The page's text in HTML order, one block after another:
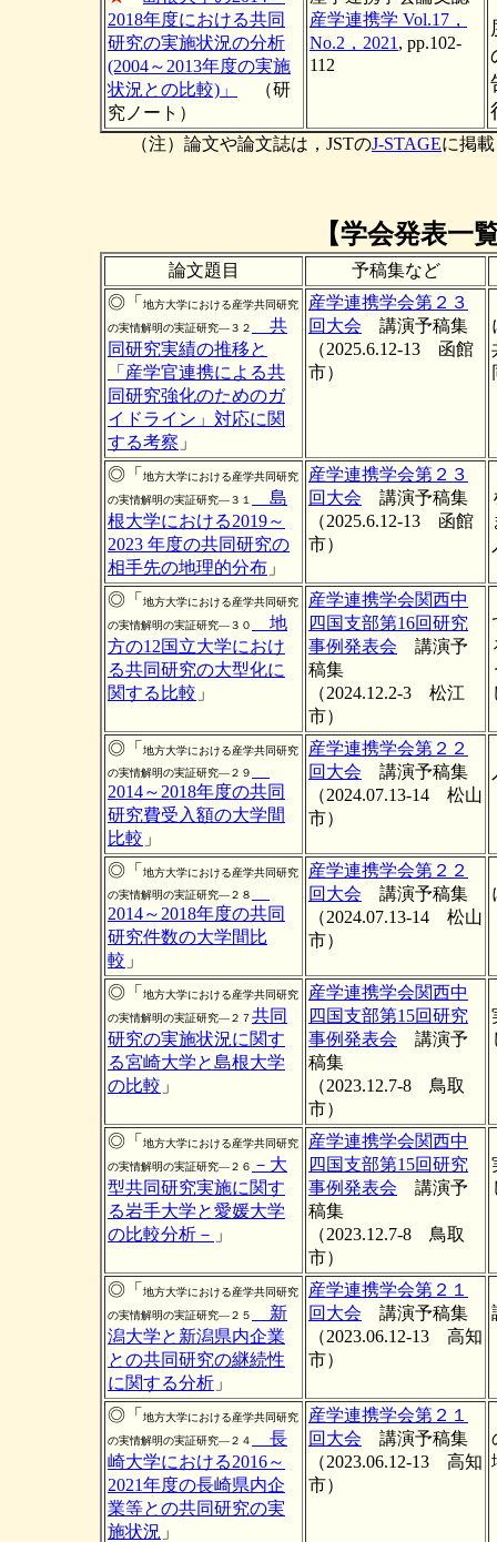
2018年度における共同
研究の実施状況の分析
(2004～2013年度の実施
状況との比較)」
（研
究ノート）
産学連携学 Vol.17，
No.2，2021 , pp.102-
112
（注）論文や論文誌は，JSTのJ-STAGEに掲
【学会発表一
論文題目
予稿集など
◎「 地方大学における産学共同研究
の実情解明の実証研究―３２
共
同研究実績の推移と
「産学官連携による共
同研究強化のためのガ
イドライン」対応に関
する考察 」
産学連携学会第２３
回大会 講演予稿集
（2025.6.12-13 函館
市）
◎「 地方大学における産学共同研究
の実情解明の実証研究―３１
島
根大学における2019～
2023 年度の共同研究の
相手先の地理的分布 」
産学連携学会第２３
回大会 講演予稿集
（2025.6.12-13 函館
市）
◎「 地方大学における産学共同研究
の実情解明の実証研究―３０
地
方の12国立大学におけ
る共同研究の大型化に
関する比較 」
産学連携学会関西中
四国支部第16回研究
事例発表会 講演予
稿集
（2024.12.2-3 松江
市）
◎「 地方大学における産学共同研究
の実情解明の実証研究―２９
2014～2018年度の共同
研究費受入額の大学間
比較 」
産学連携学会第２２
回大会 講演予稿集
（2024.07.13-14 松山
市）
◎「 地方大学における産学共同研究
の実情解明の実証研究―２８
2014～2018年度の共同
研究件数の大学間比
較 」
産学連携学会第２２
回大会 講演予稿集
（2024.07.13-14 松山
市）
◎「 地方大学における産学共同研究
の実情解明の実証研究―２７共同
研究の実施状況に関す
る宮崎大学と島根大学
の比較 」
産学連携学会関西中
四国支部第15回研究
事例発表会 講演予
稿集
（2023.12.7-8 鳥取
市）
◎「 地方大学における産学共同研究
の実情解明の実証研究―２６ －大
型共同研究実施に関す
る岩手大学と愛媛大学
の比較分析－ 」
産学連携学会関西中
四国支部第15回研究
事例発表会 講演予
稿集
（2023.12.7-8 鳥取
市）
◎「 地方大学における産学共同研究
の実情解明の実証研究―２５
新
潟大学と新潟県内企業
との共同研究の継続性
に関する分析 」
産学連携学会第２１
回大会 講演予稿集
（2023.06.12-13 高知
市）
◎「 地方大学における産学共同研究
の実情解明の実証研究―２４
長
崎大学における2016～
2021年度の長崎県内企
業等との共同研究の実
施状況 」
産学連携学会第２１
回大会 講演予稿集
（2023.06.12-13 高知
市）